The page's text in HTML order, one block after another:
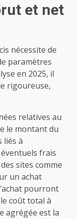
et net
nécessite de
paramètres
en 2025, il
rigoureuse,
relatives au
le montant du
liés à
frais
sites comme
un achat
pourront
coût total à
agrégée est la